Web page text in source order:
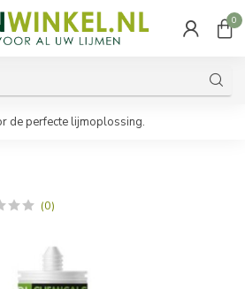
0
de perfecte lijmoplossing.
(0)